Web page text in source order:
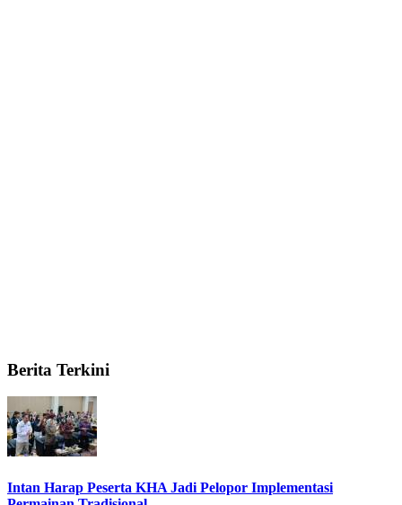
Berita Terkini
Intan Harap Peserta KHA Jadi Pelopor Implementasi